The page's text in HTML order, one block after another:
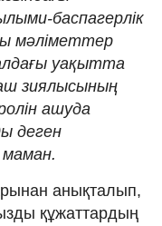
баспагерлік
мәліметтер
уақытта
зиялысының
ашуда
деген
маман.
анықталып,
құжаттардың